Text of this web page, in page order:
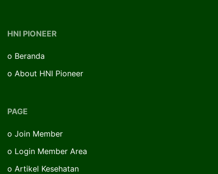
HNI PIONEER
o Beranda
o About HNI Pioneer
PAGE
o Join Member
o Login Member Area
o Artikel Kesehatan